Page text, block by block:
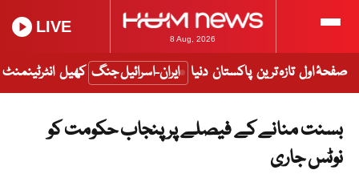
8 Aug, 2026
LIVE
صفحۂ اول تازہ ترین پاکستان دنیا ایران-اسرائیل جنگ کھیل انٹرٹینمنٹ
بسنت منانے کے فیصلے پر پنجاب حکومت کو
نوٹس جاری